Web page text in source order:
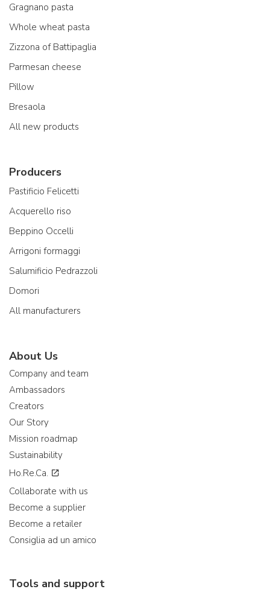
Gragnano pasta
Whole wheat pasta
Zizzona of Battipaglia
Parmesan cheese
Pillow
Bresaola
All new products
Producers
Pastificio Felicetti
Acquerello riso
Beppino Occelli
Arrigoni formaggi
Salumificio Pedrazzoli
Domori
All manufacturers
About Us
Company and team
Ambassadors
Creators
Our Story
Mission roadmap
Sustainability
Ho.Re.Ca.
Collaborate with us
Become a supplier
Become a retailer
Consiglia ad un amico
Tools and support